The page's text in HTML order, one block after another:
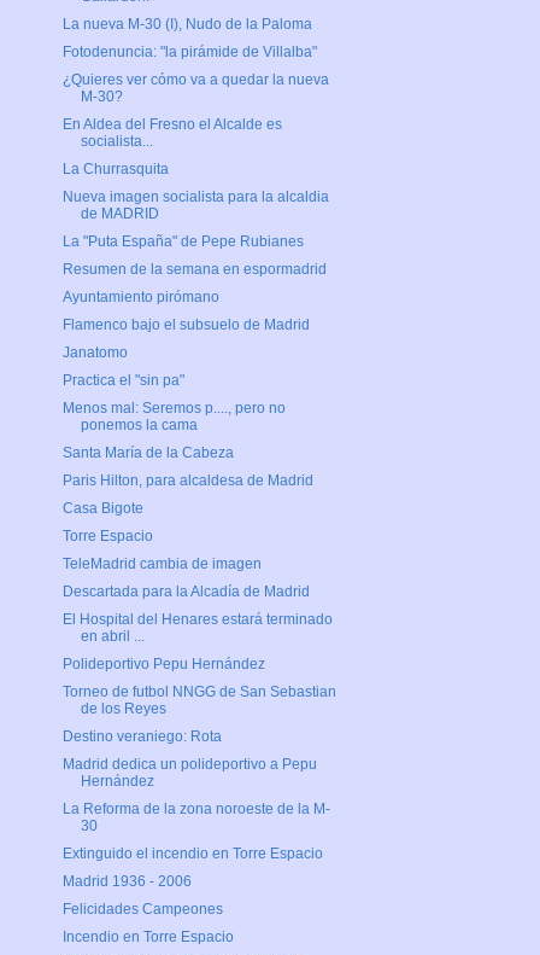
La nueva M-30 (I), Nudo de la Paloma
Fotodenuncia: "la pirámide de Villalba"
¿Quieres ver cómo va a quedar la nueva
M-30?
En Aldea del Fresno el Alcalde es
socialista...
La Churrasquita
Nueva imagen socialista para la alcaldia
de MADRID
La "Puta España" de Pepe Rubianes
Resumen de la semana en espormadrid
Ayuntamiento pirómano
Flamenco bajo el subsuelo de Madrid
Janatomo
Practica el "sin pa"
Menos mal: Seremos p...., pero no
ponemos la cama
Santa María de la Cabeza
Paris Hilton, para alcaldesa de Madrid
Casa Bigote
Torre Espacio
TeleMadrid cambia de imagen
Descartada para la Alcadía de Madrid
El Hospital del Henares estará terminado
en abril ...
Polideportivo Pepu Hernández
Torneo de futbol NNGG de San Sebastian
de los Reyes
Destino veraniego: Rota
Madrid dedica un polideportivo a Pepu
Hernández
La Reforma de la zona noroeste de la M-
30
Extinguido el incendio en Torre Espacio
Madrid 1936 - 2006
Felicidades Campeones
Incendio en Torre Espacio